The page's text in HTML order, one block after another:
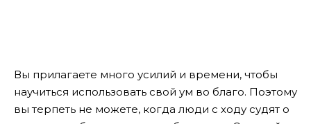
Вы прилагаете много усилий и времени, чтобы
научиться использовать свой ум во благо. Поэтому
вы терпеть не можете, когда люди с ходу судят о